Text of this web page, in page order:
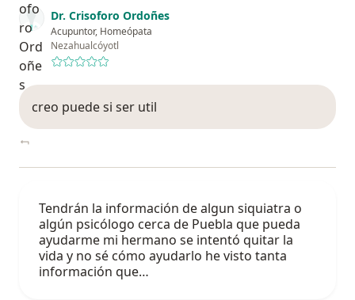
Dr. Crisoforo Ordoñes
Acupuntor, Homeópata
Nezahualcóyotl
creo puede si ser util
Tendrán la información de algun siquiatra o
algún psicólogo cerca de Puebla que pueda
ayudarme mi hermano se intentó quitar la
vida y no sé cómo ayudarlo he visto tanta
información que…